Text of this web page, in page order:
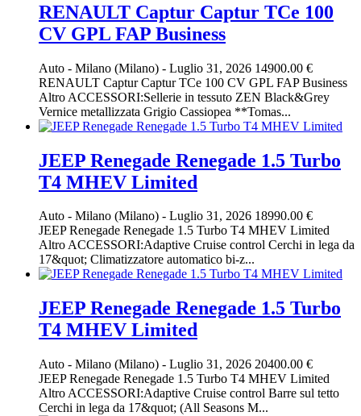
RENAULT Captur Captur TCe 100
CV GPL FAP Business
Auto - Milano (Milano) - Luglio 31, 2026 14900.00 €
RENAULT Captur Captur TCe 100 CV GPL FAP Business
Altro ACCESSORI:Sellerie in tessuto ZEN Black&Grey
Vernice metallizzata Grigio Cassiopea **Tomas...
JEEP Renegade Renegade 1.5 Turbo
T4 MHEV Limited
Auto - Milano (Milano) - Luglio 31, 2026 18990.00 €
JEEP Renegade Renegade 1.5 Turbo T4 MHEV Limited
Altro ACCESSORI:Adaptive Cruise control Cerchi in lega da
17&quot; Climatizzatore automatico bi-z...
JEEP Renegade Renegade 1.5 Turbo
T4 MHEV Limited
Auto - Milano (Milano) - Luglio 31, 2026 20400.00 €
JEEP Renegade Renegade 1.5 Turbo T4 MHEV Limited
Altro ACCESSORI:Adaptive Cruise control Barre sul tetto
Cerchi in lega da 17&quot; (All Seasons M...